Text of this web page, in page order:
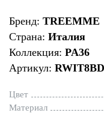
Бренд: TREEMME
Страна: Италия
Коллекция: PA36
Артикул:
Цвет
Материал